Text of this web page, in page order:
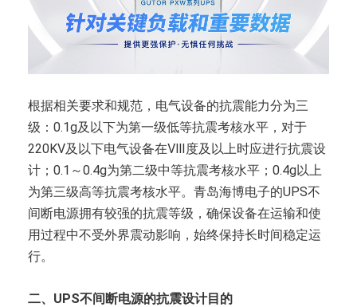
根据相关要求和规范，电气设备的抗震能力分为三
级：0.1g及以下为第一级低等抗震考核水平，对于
220KV及以下电气设备在Ⅷ度及以上时应进行抗震设
计；0.1～0.4g为第二级中等抗震考核水平；0.4g以上
为第三级高等抗震考核水平。青岛海博电子的UPS不
间断电源拥有较强的抗震等级，确保设备在运输和使
用过程中不受外界震动影响，始终保持长时间稳定运
行。
二、UPS不间断电源的抗震设计目的